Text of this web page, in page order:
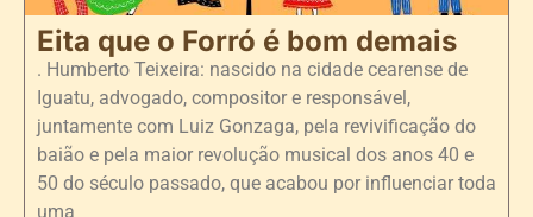
Eita que o Forró é bom demais
. Humberto Teixeira: nascido na cidade cearense de
Iguatu, advogado, compositor e responsável,
juntamente com Luiz Gonzaga, pela revivificação do
baião e pela maior revolução musical dos anos 40 e
50 do século passado, que acabou por influenciar toda
uma